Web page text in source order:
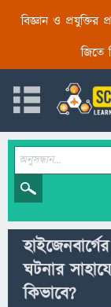
বিজ্ঞান ও প্রযুক্তির
জিতে
ঘটনার
কিভাবে?